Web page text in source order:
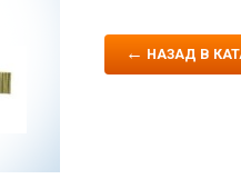
← НАЗАД В